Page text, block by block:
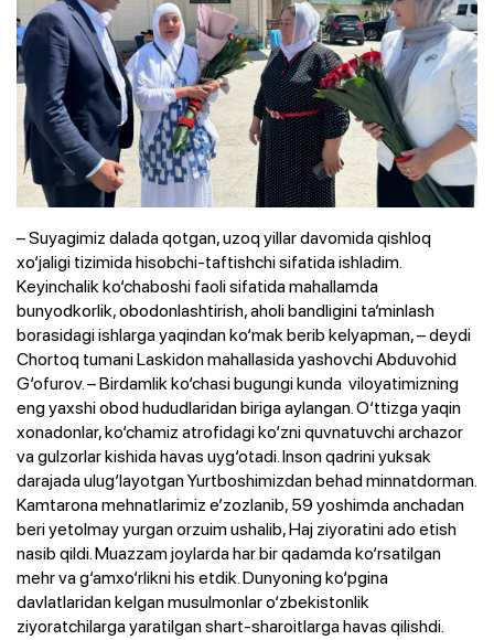
– Suyagimiz dalada qotgan, uzoq yillar davomida qishloq
xo‘jaligi tizimida hisobchi-taftishchi sifatida ishladim.
Keyinchalik ko‘chaboshi faoli sifatida mahallamda
bunyodkorlik, obodonlashtirish, aholi bandligini ta’minlash
borasidagi ishlarga yaqindan ko‘mak berib kelyapman, – deydi
Chortoq tumani Laskidon mahallasida yashovchi Abduvohid
G‘ofurov. – Birdamlik ko‘chasi bugungi kunda viloyatimizning
eng yaxshi obod hududlaridan biriga aylangan. O‘ttizga yaqin
xonadonlar, ko‘chamiz atrofidagi ko‘zni quvnatuvchi archazor
va gulzorlar kishida havas uyg‘otadi. Inson qadrini yuksak
darajada ulug‘layotgan Yurtboshimizdan behad minnatdorman.
Kamtarona mehnatlarimiz e’zozlanib, 59 yoshimda anchadan
beri yetolmay yurgan orzuim ushalib, Haj ziyoratini ado etish
nasib qildi. Muazzam joylarda har bir qadamda ko‘rsatilgan
mehr va g‘amxo‘rlikni his etdik. Dunyoning ko‘pgina
davlatlaridan kelgan musulmonlar o‘zbekistonlik
ziyoratchilarga yaratilgan shart-sharoitlarga havas qilishdi.